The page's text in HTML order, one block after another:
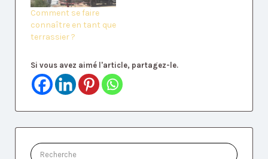
Comment se faire
connaître en tant que
terrassier ?
Si vous avez aimé l'article, partagez-le.
Rechercher: